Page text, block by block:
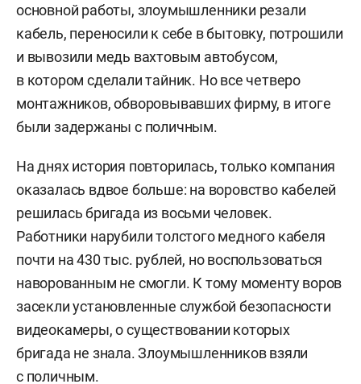
основной работы, злоумышленники резали
кабель, переносили к себе в бытовку, потрошили
и вывозили медь вахтовым автобусом,
в котором сделали тайник. Но все четверо
монтажников, обворовывавших фирму, в итоге
были задержаны с поличным.
На днях история повторилась, только компания
оказалась вдвое больше: на воровство кабелей
решилась бригада из восьми человек.
Работники нарубили толстого медного кабеля
почти на 430 тыс. рублей, но воспользоваться
наворованным не смогли. К тому моменту воров
засекли установленные службой безопасности
видеокамеры, о существовании которых
бригада не знала. Злоумышленников взяли
с поличным.